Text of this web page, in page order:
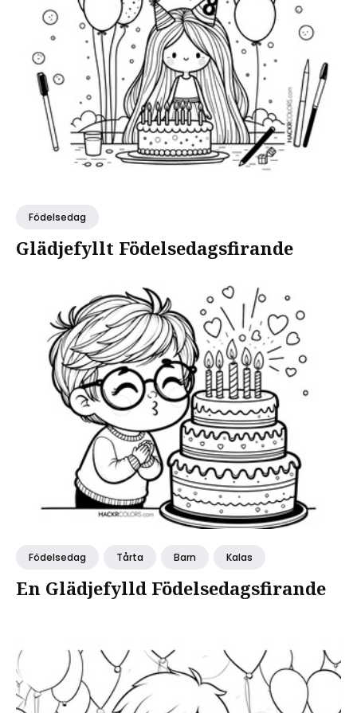
Födelsedag
Glädjefyllt Födelsedagsfirande
Födelsedag Tårta Barn Kalas
En Glädjefylld Födelsedagsfirande